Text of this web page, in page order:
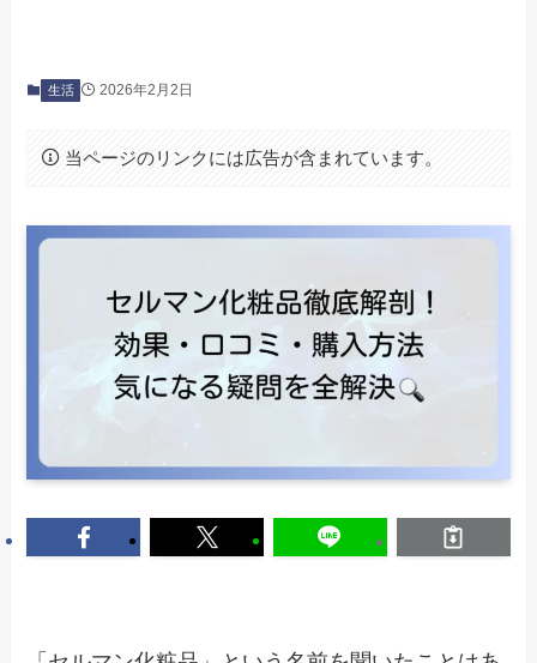
生活 2026年2月2日
当ページのリンクには広告が含まれています。